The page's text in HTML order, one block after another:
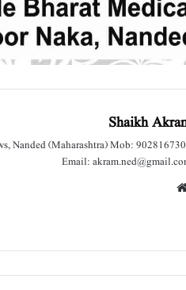
Shaikh
Nanded (Maharashtra) Mob:
Email: